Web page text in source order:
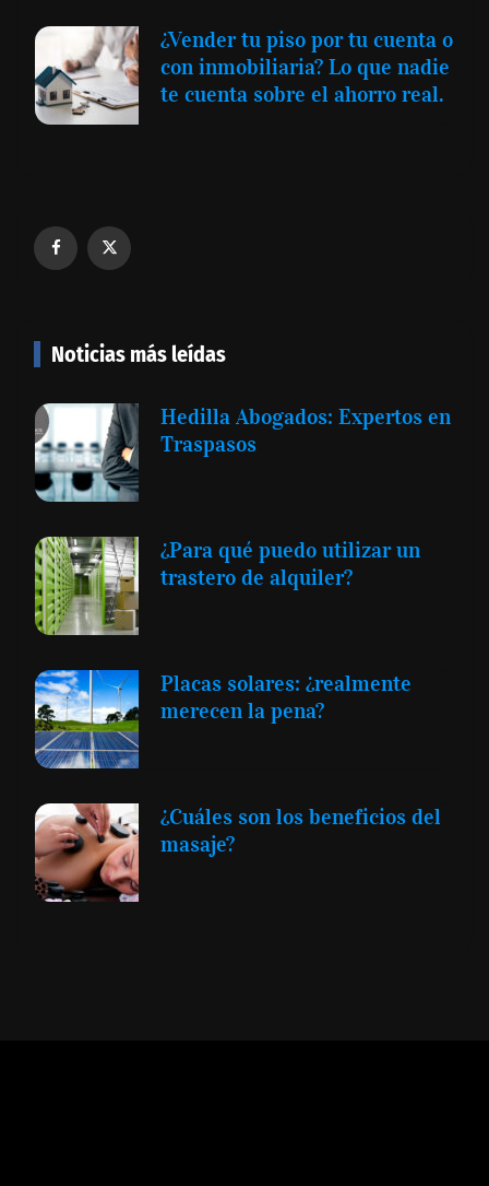
¿Vender tu piso por tu cuenta o
con inmobiliaria? Lo que nadie
te cuenta sobre el ahorro real.
Noticias más leídas
Hedilla Abogados: Expertos en
Traspasos
¿Para qué puedo utilizar un
trastero de alquiler?
Placas solares: ¿realmente
merecen la pena?
¿Cuáles son los beneficios del
masaje?